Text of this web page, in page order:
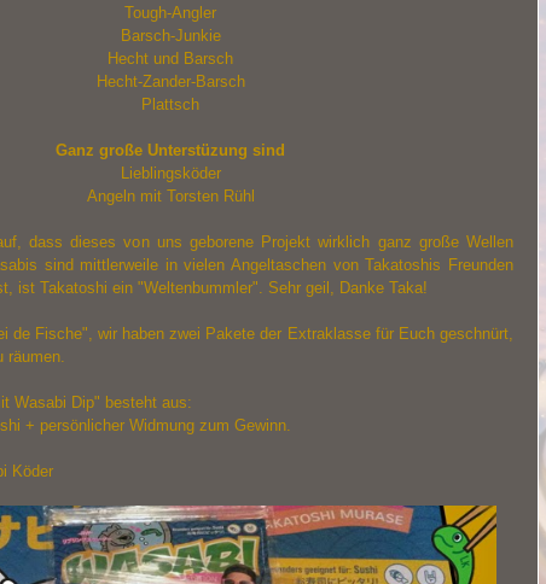
Tough-Angler
Barsch-Junkie
Hecht und Barsch
Hecht-Zander-Barsch
Plattsch
Ganz große Unterstüzung sind
Lieblingsköder
Angeln mit Torsten Rühl
dass dieses von uns geborene Projekt wirklich ganz große Wellen
sind mittlerweile in vielen Angeltaschen von Takatoshis Freunden
ist Takatoshi ein "Weltenbummler". Sehr geil, Danke Taka!
de Fische", wir haben zwei Pakete der Extraklasse für Euch geschnürt,
Wasabi Dip" besteht aus:
+ persönlicher Widmung zum Gewinn.
Köder